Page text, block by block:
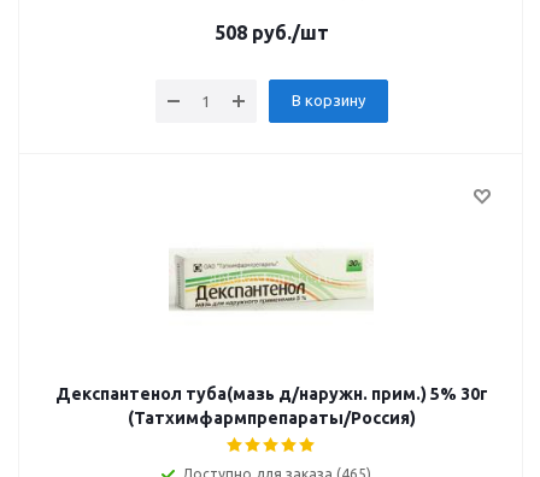
508руб./шт
В корзину
Декспантенол туба(мазь д/наружн. прим.) 5% 30г
(Татхимфармпрепараты/Россия)